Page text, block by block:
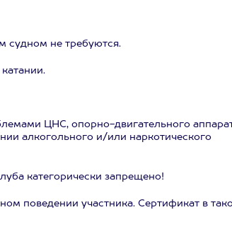
судном не требуются.
ЦНС, опорно-двигательного
алкогольного и/или наркотического
категорически запрещено!
поведении участника. Сертификат в